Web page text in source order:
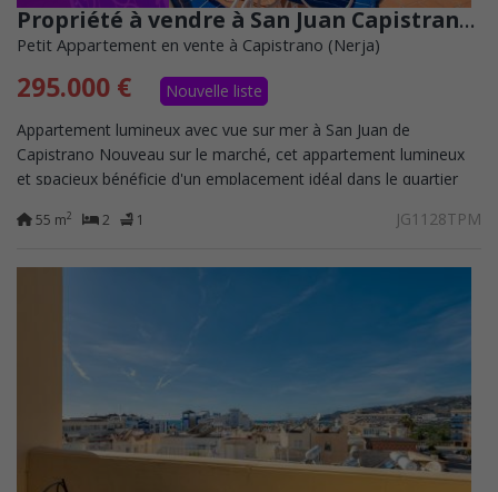
Propriété à vendre à San Juan Capistrano, Nerja
Petit Appartement en vente à Capistrano (Nerja)
295.000 €
Nouvelle liste
Appartement lumineux avec vue sur mer à San Juan de
Capistrano Nouveau sur le marché, cet appartement lumineux
et spacieux bénéficie d'un emplacement idéal dans le quartier
55 m2 2 1 JG1128TPM